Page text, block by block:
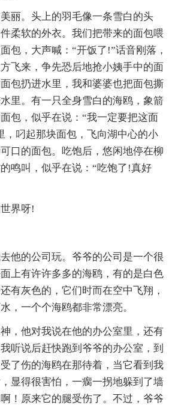
丽。头上的羽毛像一条雪白的头
柔软的外衣。我们把带来的面包喂
包，大声喊：“开饭了!”话音刚落，
飞来，争先恐后地抢小姨手中的面
包扔进水里，我和婆婆也把面包撕
里。有一只全身雪白的海鸥，象箭
包，似乎在说：“我一定要把这面
，叼起那块面包，飞向湖中心的小
口的面包。吃饱后，悠闲地停在柳
鸣叫，似乎在说：“吃饱了!真好
界呀!
他的公司玩。爷爷的公司是一个很
上有许许多多的海鸥，有的是白色
有灰色的，它们时而在空中飞翔，
，一个个海鸥都非常漂亮。
，他对我说在他的办公室里，还有
听说后赶快跑到爷爷的办公室，到
了伤的海鸥在那待着，当它看到我
显得很害怕，一瘸一拐地躲到了墙
！原来它的腿受伤了。不过，爷爷